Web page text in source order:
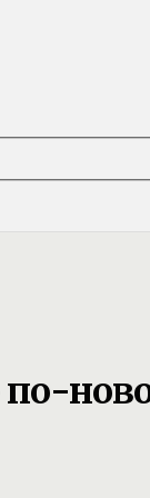
по-